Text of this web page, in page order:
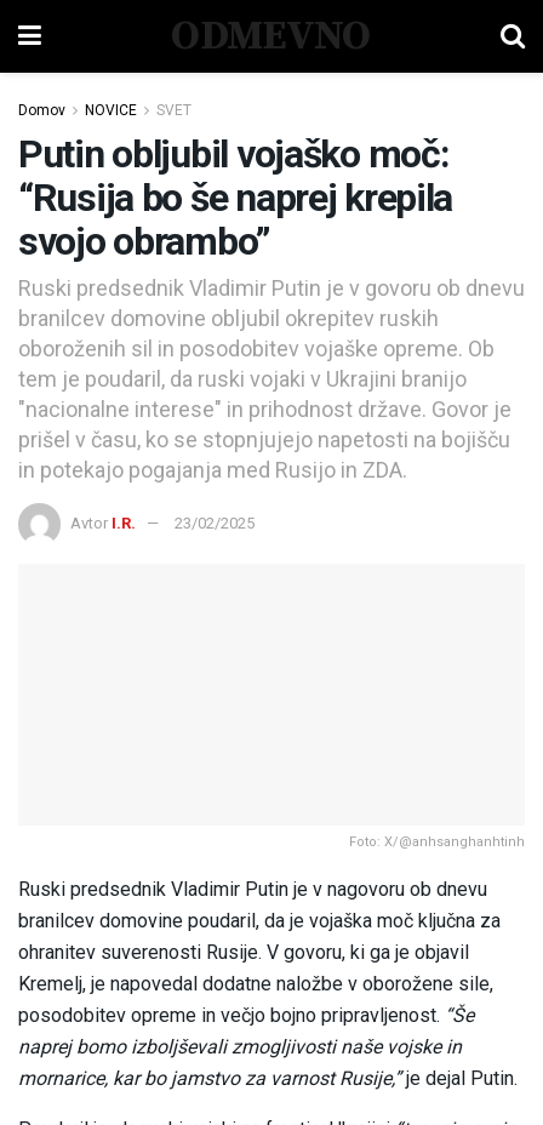
ODMEVNO
Domov NOVICE SVET
Putin obljubil vojaško moč:
“Rusija bo še naprej krepila
svojo obrambo”
Ruski predsednik Vladimir Putin je v govoru ob dnevu
branilcev domovine obljubil okrepitev ruskih
oboroženih sil in posodobitev vojaške opreme. Ob
tem je poudaril, da ruski vojaki v Ukrajini branijo
"nacionalne interese" in prihodnost države. Govor je
prišel v času, ko se stopnjujejo napetosti na bojišču
in potekajo pogajanja med Rusijo in ZDA.
Avtor I.R. 23/02/2025
Foto: X/@anhsanghanhtinh
Ruski predsednik Vladimir Putin je v nagovoru ob dnevu
branilcev domovine poudaril, da je vojaška moč ključna za
ohranitev suverenosti Rusije. V govoru, ki ga je objavil
Kremelj, je napovedal dodatne naložbe v oborožene sile,
posodobitev opreme in večjo bojno pripravljenost. “Še
naprej bomo izboljševali zmogljivosti naše vojske in
mornarice, kar bo jamstvo za varnost Rusije,”je dejal Putin.